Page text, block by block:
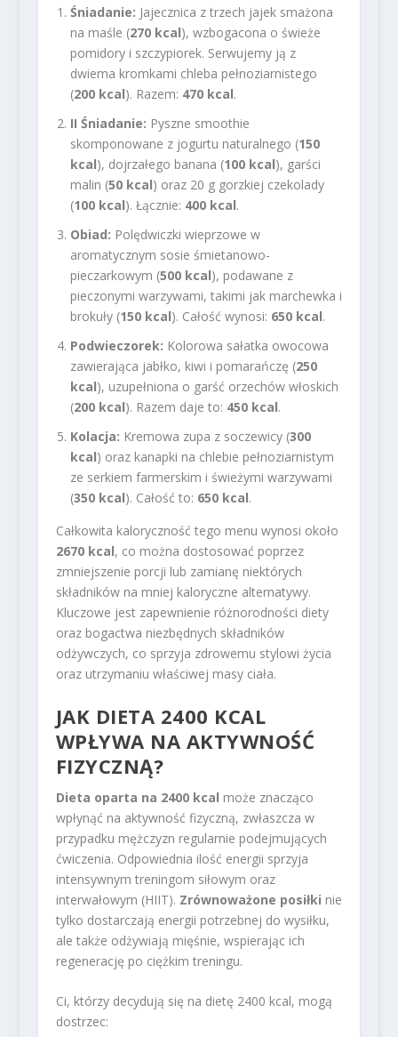
Śniadanie: Jajecznica z trzech jajek smażona
na maśle (270 kcal), wzbogacona o świeże
pomidory i szczypiorek. Serwujemy ją z
dwiema kromkami chleba pełnoziarnistego
(200 kcal). Razem: 470 kcal.
II Śniadanie: Pyszne smoothie
skomponowane z jogurtu naturalnego (150
kcal), dojrzałego banana (100 kcal), garści
malin (50 kcal) oraz 20 g gorzkiej czekolady
(100 kcal). Łącznie: 400 kcal.
Obiad: Polędwiczki wieprzowe w
aromatycznym sosie śmietanowo-
pieczarkowym (500 kcal), podawane z
pieczonymi warzywami, takimi jak marchewka i
brokuły (150 kcal). Całość wynosi: 650 kcal.
Podwieczorek: Kolorowa sałatka owocowa
zawierająca jabłko, kiwi i pomarańczę (250
kcal), uzupełniona o garść orzechów włoskich
(200 kcal). Razem daje to: 450 kcal.
Kolacja: Kremowa zupa z soczewicy (300
kcal) oraz kanapki na chlebie pełnoziarnistym
ze serkiem farmerskim i świeżymi warzywami
(350 kcal). Całość to: 650 kcal.
Całkowita kaloryczność tego menu wynosi około
2670 kcal, co można dostosować poprzez
zmniejszenie porcji lub zamianę niektórych
składników na mniej kaloryczne alternatywy.
Kluczowe jest zapewnienie różnorodności diety
oraz bogactwa niezbędnych składników
odżywczych, co sprzyja zdrowemu stylowi życia
oraz utrzymaniu właściwej masy ciała.
JAK DIETA 2400 KCAL
WPŁYWA NA AKTYWNOŚĆ
FIZYCZNĄ?
Dieta oparta na 2400 kcal może znacząco
wpłynąć na aktywność fizyczną, zwłaszcza w
przypadku mężczyzn regularnie podejmujących
ćwiczenia. Odpowiednia ilość energii sprzyja
intensywnym treningom siłowym oraz
interwałowym (HIIT). Zrównoważone posiłki nie
tylko dostarczają energii potrzebnej do wysiłku,
ale także odżywiają mięśnie, wspierając ich
regenerację po ciężkim treningu.
Ci, którzy decydują się na dietę 2400 kcal, mogą
dostrzec: